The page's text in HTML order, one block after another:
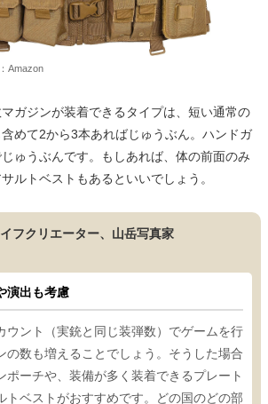
Amazon
ガジンが装着できるタイプは、短い通常の
めて2から3本あればじゅうぶん。ハンドガ
ゅうぶんです。もしあれば、体の前面のみ
ルトベストもあるといいでしょう。
フクリエーター、山岳写真家
演出も考慮
ウント（実銃と同じ装弾数）でゲームを行
の数も増えることでしょう。そうした場合
ポーチや、装備が多く装着できるプレート
トベストがおすすめです。どの国のどの部